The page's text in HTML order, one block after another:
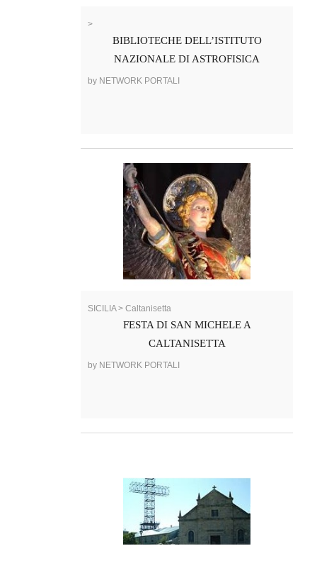
>
BIBLIOTECHE DELL’ISTITUTO
NAZIONALE DI ASTROFISICA
by NETWORK PORTALI
SICILIA > Caltanisetta
FESTA DI SAN MICHELE A
CALTANISETTA
by NETWORK PORTALI